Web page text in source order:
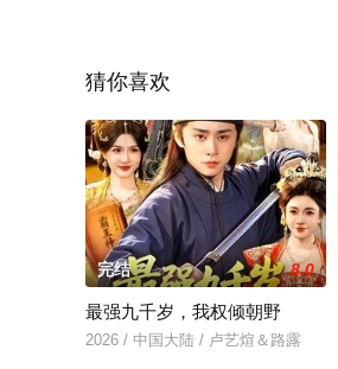
猜你喜欢
完结 8.0
最强九千岁，我权倾朝野
2026 / 中国大陆 / 卢艺煊＆路露